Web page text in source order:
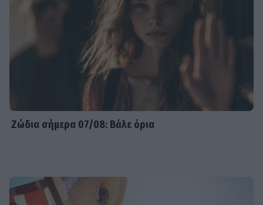
Ζώδια σήμερα 07/08: Βάλε όρια